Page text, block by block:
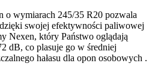
o wymiarach 245/35 R20 pozwala
swojej efektywności paliwowej
Nexen, który Państwo oglądają
dB, co plasuje go w średniej
hałasu dla opon osobowych .